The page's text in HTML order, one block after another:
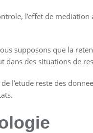
l’effet de
supposons que la
dans des situations de
l’etude reste des